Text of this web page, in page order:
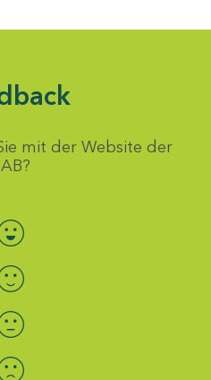
mit der Website der
auswählen